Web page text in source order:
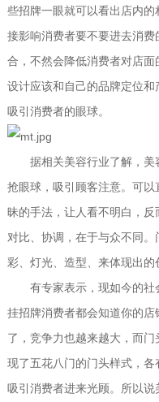
些招牌一眼就可以看出店内
接影响消费者要不要进去消
合，不然会降低消费者对店
设计应该和自己的品牌定位
吸引消费者的眼球。
据相关美容行业了解，美
抢眼球，吸引顾客注意。可
昧的手法，让人看不明白，反
对比、协调，在于与众不同
彩、灯光、造型、来体现出的
有专家表示，现如今的社
挂招牌消费者都会知道你的
了，竞争力也越来越大，而
现了五花八门的门头样式，
吸引消费者进来光顾。所以